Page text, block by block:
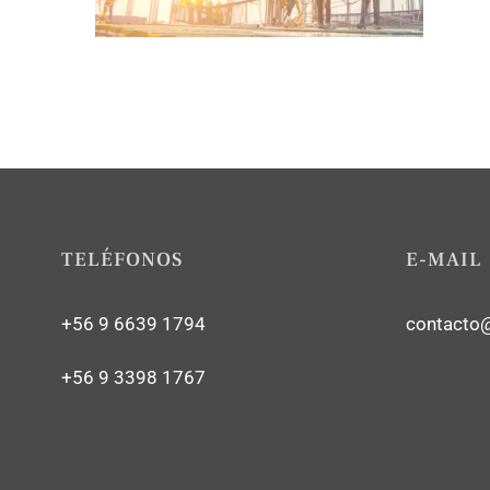
TELÉFONOS
+56 9 6639 1794
+56 9 3398 1767
E-MAIL